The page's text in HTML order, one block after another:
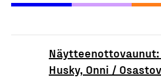
Näytteenottovaunut:
Husky, Onni /